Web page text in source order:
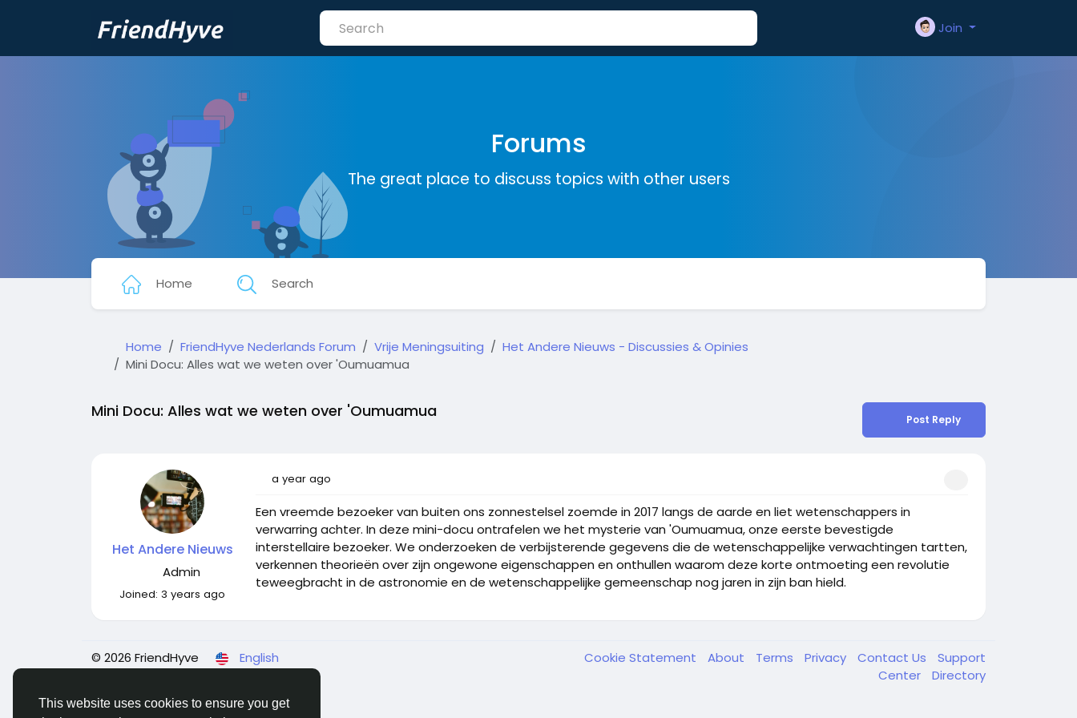
This website uses cookies to ensure you get
Join
Forums
The great place to discuss topics with other users
Home Search
Home FriendHyve Nederlands Forum Vrije Meningsuiting
Het Andere Nieuws - Discussies & Opinies
Mini Docu: Alles wat we weten over 'Oumuamua
Post Reply
Mini Docu: Alles wat we weten over 'Oumuamua
Het Andere Nieuws
Admin
Joined:3 years ago
a year ago
Een vreemde bezoeker van buiten ons zonnestelsel zoemde in 2017 langs de aarde en liet wetenschappers in
verwarring achter. In deze mini-docu ontrafelen we het mysterie van 'Oumuamua, onze eerste bevestigde
interstellaire bezoeker. We onderzoeken de verbijsterende gegevens die de wetenschappelijke verwachtingen tartten,
verkennen theorieën over zijn ongewone eigenschappen en onthullen waarom deze korte ontmoeting een revolutie
teweegbracht in de astronomie en de wetenschappelijke gemeenschap nog jaren in zijn ban hield.
© 2026 FriendHyve English Cookie Statement About Terms Privacy Contact Us
Support
Center
Directory